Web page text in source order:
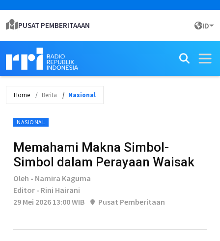
PUSAT PEMBERITAAAN ID
Home Berita Nasional
NASIONAL
Memahami Makna Simbol-
Simbol dalam Perayaan Waisak
Oleh - Namira Kaguma
Editor - Rini Hairani
29 Mei 2026 13:00 WIB
Pusat Pemberitaan